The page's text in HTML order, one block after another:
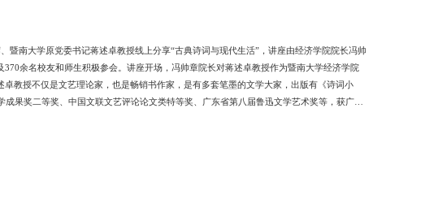
南大学原党委书记蒋述卓教授线上分享“古典诗词与现代生活”，讲座由经济学院院长冯帅
余名校友和师生积极参会。讲座开场，冯帅章院长对蒋述卓教授作为暨南大学经济学院
教授不仅是文艺理论家，也是畅销书作家，是有多套笔墨的文学大家，出版有《诗词小
果奖二等奖、中国文联文艺评论论文类特等奖、广东省第八届鲁迅文学艺术奖等，获广东